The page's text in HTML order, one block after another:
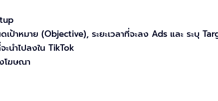
ป้าหมาย (Objective), ระยะเวลาที่จะลง Ads และ ระบุ
นำไปลงใน TikTok
โฆษณา